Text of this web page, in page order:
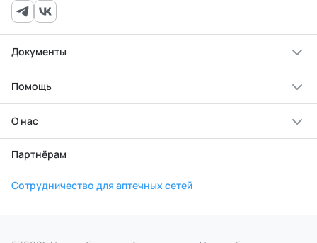
Документы
Помощь
О нас
Партнёрам
Сотрудничество для аптечных сетей